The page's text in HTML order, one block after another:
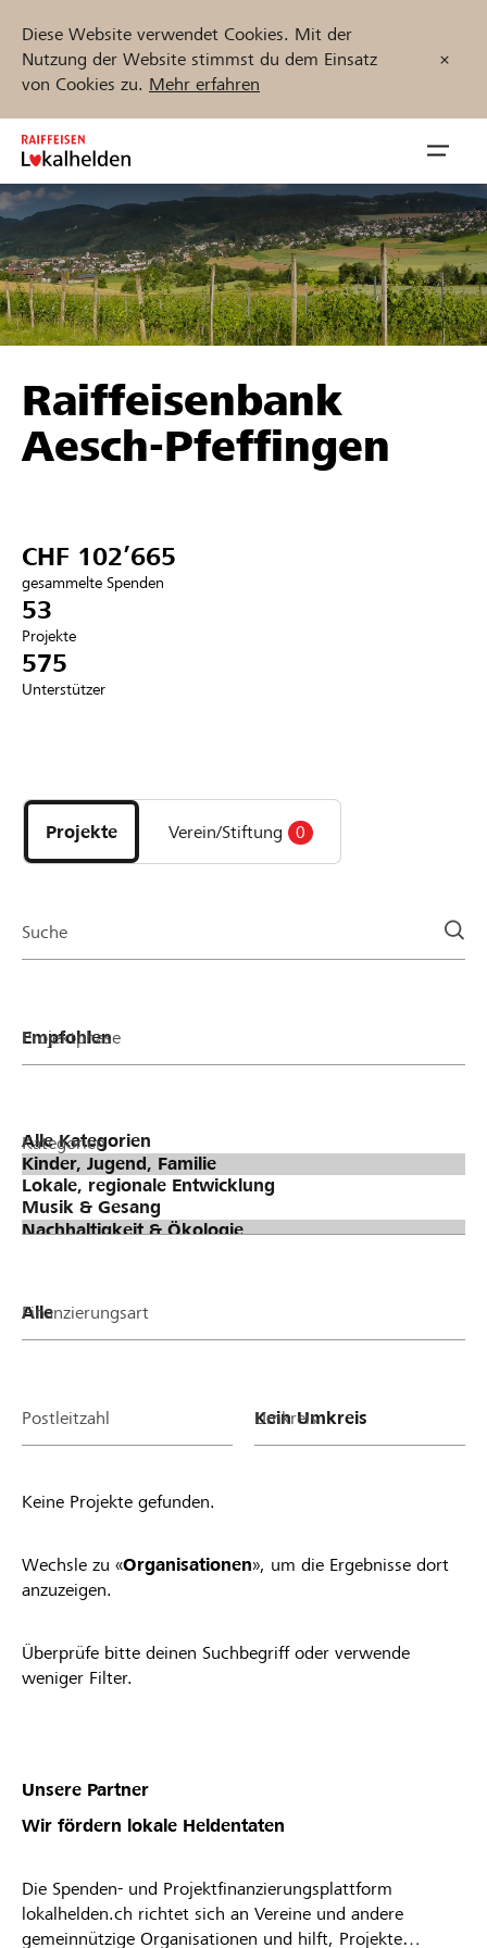
Diese Website verwendet Cookies. Mit der
Nutzung der Website stimmst du dem Einsatz
von Cookies zu. Mehr erfahren
Zum
Inhalt
springen
öffnen
Unterstützen
Hilfe & Support
Anmelden
Projekte und Organisationen finden
Jetzt starten
DE FR IT
Raiffeisenbank
Aesch-Pfeffingen
CHF 102’665
gesammelte Spenden
53
Projekte
575
Unterstützer
Projekte
und
Organisationen
Projekte Verein/Stiftung 0
Suche
Projektphase
Kategorien
Finanzierungsart
Postleitzahl Umkreis
Keine Projekte gefunden.
Wechsle zu «Organisationen», um die Ergebnisse dort
anzuzeigen.
Überprüfe bitte deinen Suchbegriff oder verwende
weniger Filter.
Unsere Partner
Wir fördern lokale Heldentaten
Die Spenden- und Projektfinanzierungsplattform
lokalhelden.ch richtet sich an Vereine und andere
gemeinnützige Organisationen und hilft, Projekte